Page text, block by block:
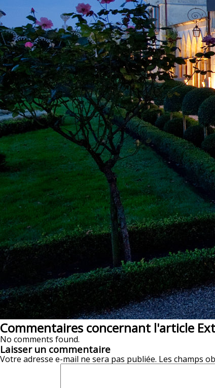
Commentaires concernant l'article
No comments found.
Laisser un commentaire
Votre adresse e-mail ne sera pas publiée. Les champs